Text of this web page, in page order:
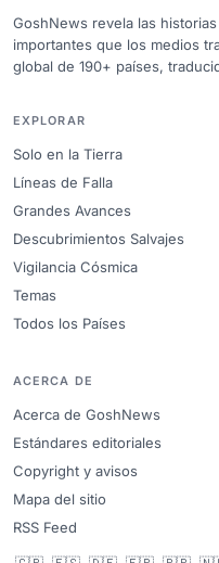
GoshNews revela las
importantes que los medios
global de 190+ países,
EXPLORAR
Solo en la Tierra
Líneas de Falla
Grandes Avances
Descubrimientos Salvajes
Vigilancia Cósmica
Temas
Todos los Países
ACERCA DE
Acerca de GoshNews
Estándares editoriales
Copyright y avisos
Mapa del sitio
RSS Feed